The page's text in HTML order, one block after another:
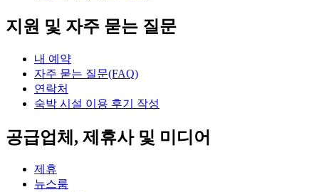
지원 및 자주 묻는 질문
내 예약
자주 묻는 질문(FAQ)
연락처
숙박 시설 이용 후기 작성
공급업체, 제휴사 및 미디어
제휴
뉴스룸